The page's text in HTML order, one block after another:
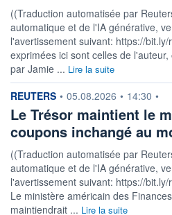
((Traduction automatisée par
automatique et de l'IA générative,
l'avertissement suivant: https://
exprimées ici sont celles de
par Jamie ... Lire la suite
information fournie par
REUTERS • 05.08.2026 • 14:30 •
Le Trésor maintient le
coupons inchangé au
((Traduction automatisée par
automatique et de l'IA générative,
l'avertissement suivant: https://
Le ministère américain des
maintiendrait ... Lire la suite